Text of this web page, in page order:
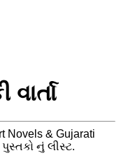
Novels & Gujarati
પુસ્તકો નું લીસ્ટ.